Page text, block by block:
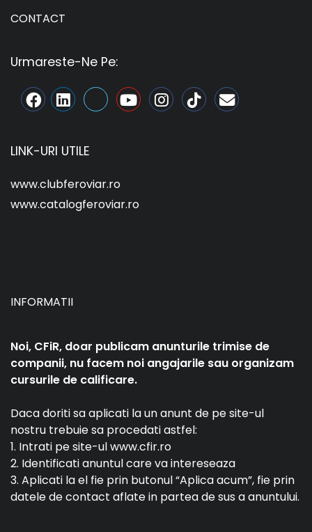
CONTACT
Urmareste-Ne Pe:
LINK-URI UTILE
www.clubferoviar.ro
www.catalogferoviar.ro
INFORMATII
Noi, CFiR, doar publicam anunturile trimise de
companii, nu facem noi angajarile sau organizam
cursurile de calificare.
Daca doriti sa aplicati la un anunt de pe site-ul
nostru trebuie sa procedati astfel:
1. Intrati pe site-ul www.cfir.ro
2. Identificati anuntul care va intereseaza
3. Aplicati la el fie prin butonul “Aplica acum”, fie prin
datele de contact aflate in partea de sus a anuntului.